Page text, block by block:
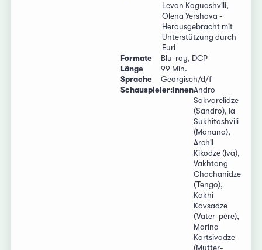
Levan Koguashvili,
Olena Yershova -
Herausgebracht mit
Unterstützung durch
Euri
Formate
Blu-ray, DCP
Länge
99 Min.
Sprache
Georgisch/d/f
Schauspieler:innenAndro
Sakvarelidze
(Sandro), Ia
Sukhitashvili
(Manana),
Archil
Kikodze (Iva),
Vakhtang
Chachanidze
(Tengo),
Kakhi
Kavsadze
(Vater-père),
Marina
Kartsivadze
(Mutter-